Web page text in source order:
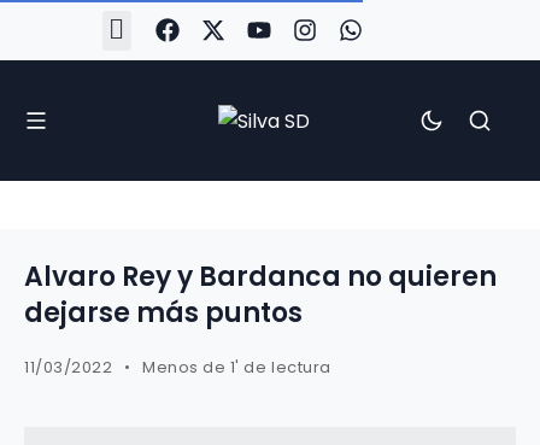
Alvaro Rey y Bardanca no quieren
dejarse más puntos
11/03/2022 Menos de 1' de lectura